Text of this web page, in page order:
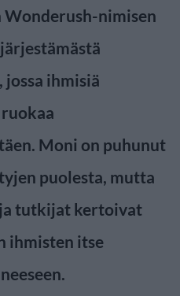
nimisen
ihmisiä
Moni on puhunut
puolesta, mutta
tutkijat kertoivat
ihmisten itse